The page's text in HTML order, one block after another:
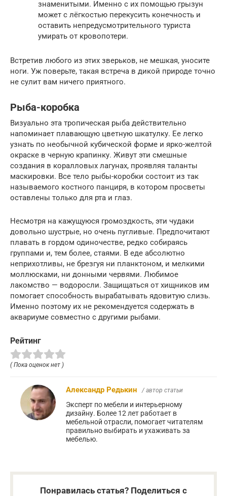
знаменитыми. Именно с их помощью грызун
может с лёгкостью перекусить конечность и
оставить непредусмотрительного туриста
умирать от кровопотери.
Встретив любого из этих зверьков, не мешкая, уносите
ноги. Уж поверьте, такая встреча в дикой природе точно
не сулит вам ничего приятного.
Рыба-коробка
Визуально эта тропическая рыба действительно
напоминает плавающую цветную шкатулку. Ее легко
узнать по необычной кубической форме и ярко-желтой
окраске в черную крапинку. Живут эти смешные
создания в коралловых лагунах, проявляя таланты
маскировки. Все тело рыбы-коробки состоит из так
называемого костного панциря, в котором просветы
оставлены только для рта и глаз.
Несмотря на кажущуюся громоздкость, эти чудаки
довольно шустрые, но очень пугливые. Предпочитают
плавать в гордом одиночестве, редко собираясь
группами и, тем более, стаями. В еде абсолютно
неприхотливы, не брезгуя ни планктоном, и мелкими
моллюсками, ни донными червями. Любимое
лакомство — водоросли. Защищаться от хищников им
помогает способность вырабатывать ядовитую слизь.
Именно поэтому их не рекомендуется содержать в
аквариуме совместно с другими рыбами.
Рейтинг
( Пока оценок нет )
Александр Редькин / автор статьи
Эксперт по мебели и интерьерному
дизайну. Более 12 лет работает в
мебельной отрасли, помогает читателям
правильно выбирать и ухаживать за
мебелью.
Понравилась статья? Поделиться с